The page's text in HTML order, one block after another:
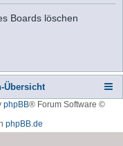
Boards löschen
Übersicht
phpBB® Forum Software ©
phpBB.de